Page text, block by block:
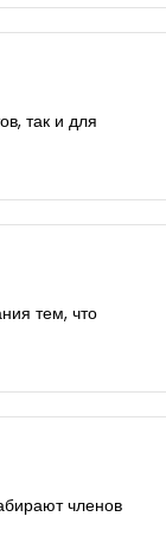
так и для
тем, что
членов